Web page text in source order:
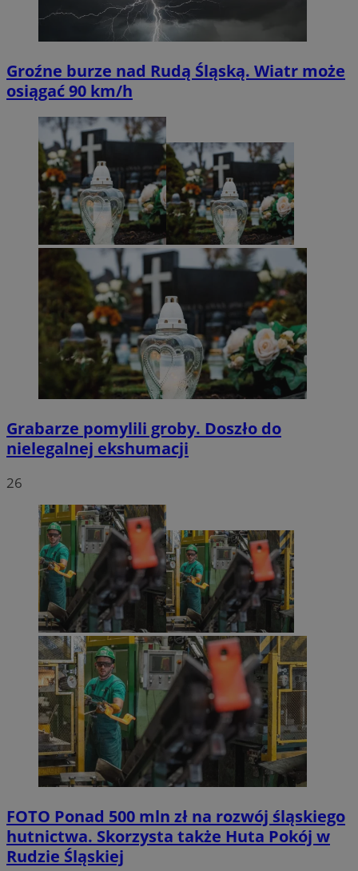
Groźne burze nad Rudą Śląską. Wiatr może
osiągać 90 km/h
Grabarze pomylili groby. Doszło do
nielegalnej ekshumacji
26
FOTO Ponad 500 mln zł na rozwój śląskiego
hutnictwa. Skorzysta także Huta Pokój w
Rudzie Śląskiej